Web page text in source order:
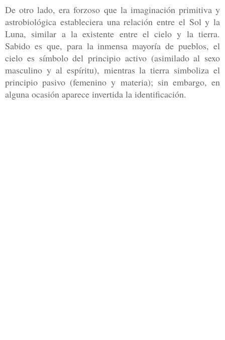
De otro lado, era forzoso que la imaginación primitiva y
astrobiológica estableciera una relación entre el Sol y la
Luna, similar a la existente entre el cielo y la tierra.
Sabido es que, para la inmensa mayoría de pueblos, el
cielo es símbolo del principio activo (asimilado al sexo
masculino y al espíritu), mientras la tierra simboliza el
principio pasivo (femenino y materia); sin embargo, en
alguna ocasión aparece invertida la identificación.